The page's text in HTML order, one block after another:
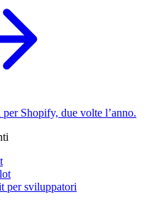
Shopify, due volte l’anno.
per sviluppatori